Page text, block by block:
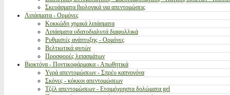
Σκευάσματα βιολογικά για απεντομώσεις
Λιπάσματα - Ορμόνες
Κοκκώδη χημικά λιπάσματα
Λιπάσματα υδατοδιαλυτά διαφυλλικά
Ρυθμιστές ανάπτυξης - Ορμόνες
Βελτιωτικά φυτών
Προσφορές λιπασμάτων
Βιοκτόνα - Ποντικοφάρμακα - Απωθητικά
Υγρά απεντομώσεων - Σπρέυ καπνογόνα
Σκόνες - κόκκοι απεντομώσεων
Τζέλ απεντομώσεων - Ετοιμόχρηστα δολώματα gel